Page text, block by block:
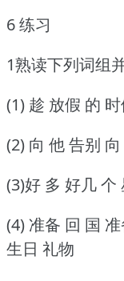
6 练习
1熟读下列词组
(1) 趁 放假 的
(2) 向 他 告别
(3)好 多 好几 个
(4) 准备 回 国
生日 礼物